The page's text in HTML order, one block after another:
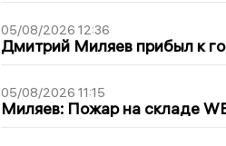
05/08/2026 12:36
Дмитрий Миляев прибыл к
05/08/2026 11:15
Миляев: Пожар на складе